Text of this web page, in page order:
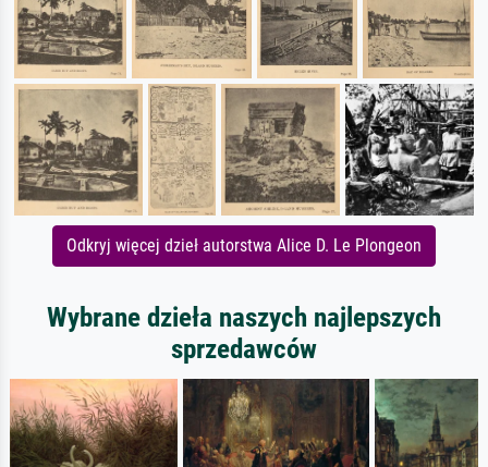
Odkryj więcej dzieł autorstwa Alice D. Le Plongeon
Wybrane dzieła naszych najlepszych
sprzedawców